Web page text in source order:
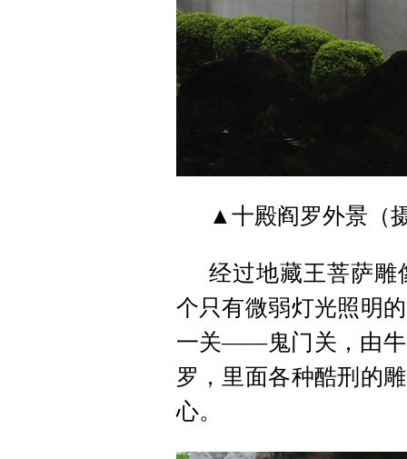
▲十殿阎罗外景（
经过地藏王菩萨雕
个只有微弱灯光照明
一关——鬼门关，由牛
罗，里面各种酷刑的
心。